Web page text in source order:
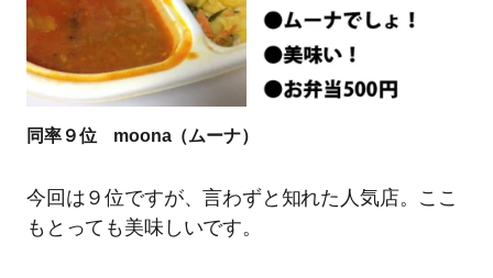
同率９位 moona（ムーナ）
今回は９位ですが、言わずと知れた人気店。ここ
もとっても美味しいです。